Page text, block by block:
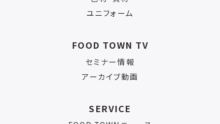
ユニフォーム
FOOD TOWN TV
セミナー情報
アーカイブ動画
SERVICE